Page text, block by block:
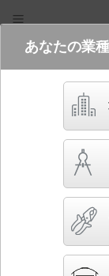
電気・建築設備（ビ
フリーワード
品番
あなたの業